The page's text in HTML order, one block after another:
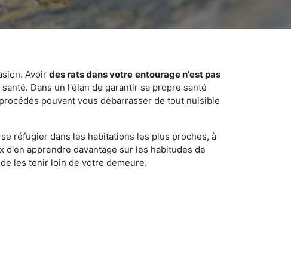
Avoir des rats dans votre entourage n'est pas
Dans un l'élan de garantir sa propre santé
pouvant vous débarrasser de tout nuisible
réfugier dans les habitations les plus proches, à
apprendre davantage sur les habitudes de
les tenir loin de votre demeure.